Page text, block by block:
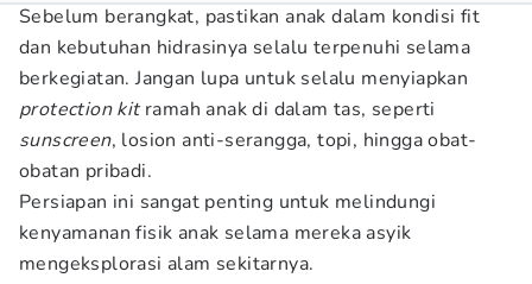
Sebelum berangkat, pastikan anak dalam kondisi fit
dan kebutuhan hidrasinya selalu terpenuhi selama
berkegiatan. Jangan lupa untuk selalu menyiapkan
protection kitramah anak di dalam tas, seperti
sunscreen, losion anti-serangga, topi, hingga obat-
obatan pribadi.
Persiapan ini sangat penting untuk melindungi
kenyamanan fisik anak selama mereka asyik
mengeksplorasi alam sekitarnya.